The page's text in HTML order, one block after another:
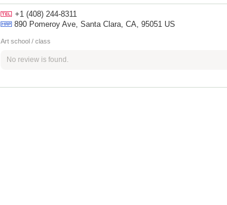
+1 (408) 244-8311
890 Pomeroy Ave, Santa Clara, CA, 95051 US
Art school / class
No review is found.